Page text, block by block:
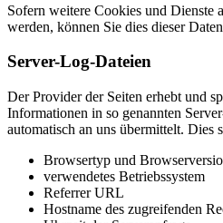
Sofern weitere Cookies und Dienste
werden, können Sie dies dieser
Server-Log-Dateien
Der Provider der Seiten erhebt und
Informationen in so genannten
automatisch an uns übermittelt. Dies
Browsertyp und
verwendetes Betriebssystem
Referrer URL
Hostname des zugreifenden